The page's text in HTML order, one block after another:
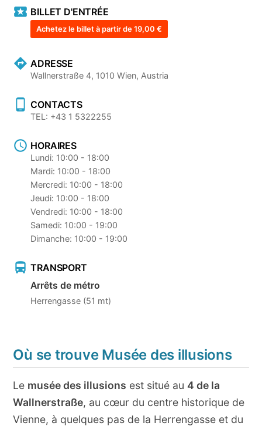
BILLET D'ENTRÉE
Achetez le billet à partir de 19,00 €
ADRESSE
Wallnerstraße 4, 1010 Wien, Austria
CONTACTS
TEL: +43 1 5322255
HORAIRES
Lundi: 10:00 - 18:00
Mardi: 10:00 - 18:00
Mercredi: 10:00 - 18:00
Jeudi: 10:00 - 18:00
Vendredi: 10:00 - 18:00
Samedi: 10:00 - 19:00
Dimanche: 10:00 - 19:00
TRANSPORT
Arrêts de métro
Herrengasse (51 mt)
Où se trouve Musée des illusions
Le musée des illusions est situé au 4 de la
Wallnerstraße, au cœur du centre historique de
Vienne, à quelques pas de la Herrengasse et du